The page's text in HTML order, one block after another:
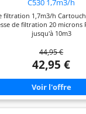
C530 1,7m3/h
filtration 1,7m3/h
de filtration 20 microns
jusqu'à 10m3
44,95 €
42,95 €